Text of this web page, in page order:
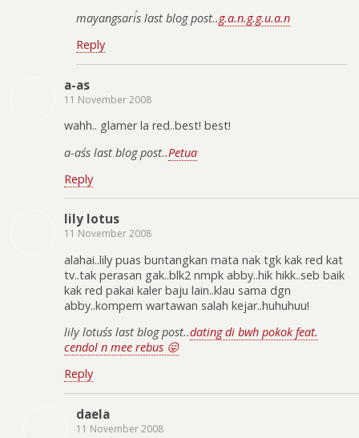
mayangsari´s last blog post..g.a.n.g.g.u.a.n
Reply
a-as
11 November 2008
wahh.. glamer la red..best! best!
a-as´s last blog post..Petua
Reply
lily lotus
11 November 2008
alahai..lily puas buntangkan mata nak tgk kak red kat
tv..tak perasan gak..blk2 nmpk abby..hik hikk..seb baik
kak red pakai kaler baju lain..klau sama dgn
abby..kompem wartawan salah kejar..huhuhuu!
lily lotus´s last blog post..dating di bwh pokok feat.
cendol n mee rebus 😛
Reply
daela
11 November 2008